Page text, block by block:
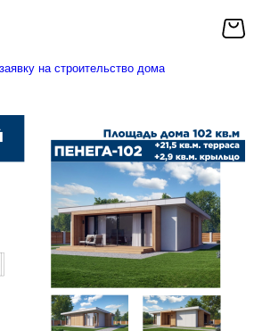
на строительство дома